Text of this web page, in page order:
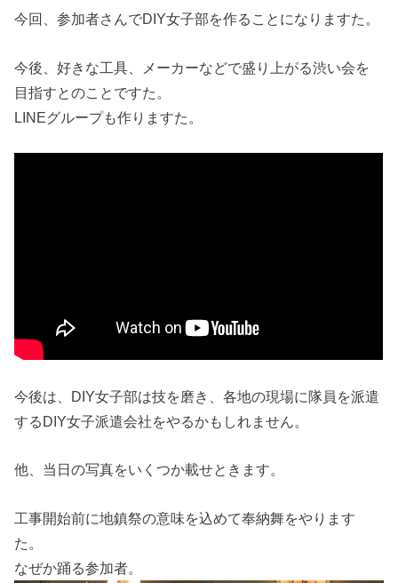
今回、参加者さんでDIY女子部を作ることになりますた。
今後、好きな工具、メーカーなどで盛り上がる渋い会を
目指すとのことですた。
LINEグループも作りますた。
今後は、DIY女子部は技を磨き、各地の現場に隊員を派遣
するDIY女子派遣会社をやるかもしれません。
他、当日の写真をいくつか載せときます。
工事開始前に地鎮祭の意味を込めて奉納舞をやります
た。
なぜか踊る参加者。